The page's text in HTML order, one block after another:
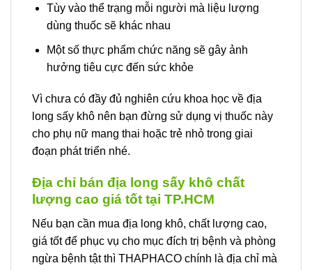
Tùy vào thể trạng mỗi người mà liệu lượng
dùng thuốc sẽ khác nhau
Một số thực phẩm chức năng sẽ gây ảnh
hưởng tiêu cực đến sức khỏe
Vì chưa có đầy đủ nghiên cứu khoa học về địa
long sấy khô nên bạn đừng sử dụng vị thuốc này
cho phụ nữ mang thai hoặc trẻ nhỏ trong giai
đoạn phát triển nhé.
Địa chỉ bán địa long sấy khô chất
lượng cao giá tốt tại TP.HCM
Nếu bạn cần mua địa long khô, chất lượng cao,
giá tốt để phục vụ cho mục đích trị bệnh và phòng
ngừa bệnh tật thì THAPHACO chính là địa chỉ mà